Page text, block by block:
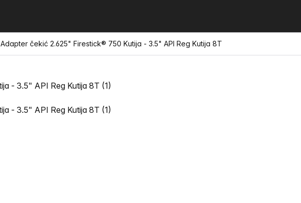
Adapter čekić 2.625" Firestick® 750 Kutija - 3.5" API Reg Kutija 8T